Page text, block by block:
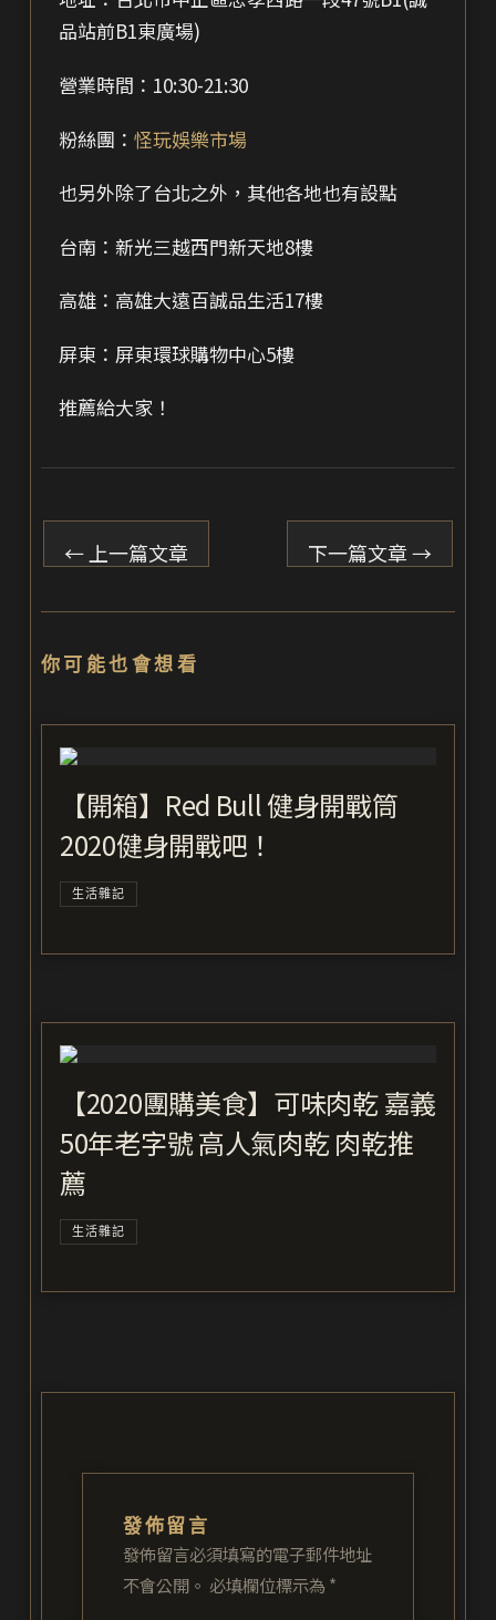
品站前B1東廣場)
營業時間：10:30-21:30
粉絲團： 怪玩娛樂市場
也另外除了台北之外，其他各地也有設點
台南：新光三越西門新天地8樓
高雄：高雄大遠百誠品生活17樓
屏東：屏東環球購物中心5樓
推薦給大家！
← 上一篇文章 下一篇文章→
你可能也會想看
【開箱】Red Bull 健身開戰筒
2020健身開戰吧！
生活雜記
【2020團購美食】可味肉乾 嘉義
50年老字號 高人氣肉乾 肉乾推
薦
生活雜記
發佈留言
發佈留言必須填寫的電子郵件地址
不會公開。 必填欄位標示為*